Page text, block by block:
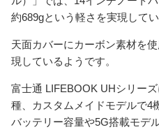
約689gという軽さを実現してい
天面カバーにカーボン素材を
現しているようです。
富士通 LIFEBOOK UHシリー
種、カスタムメイドモデルで4
バッテリー容量や5G搭載モデ